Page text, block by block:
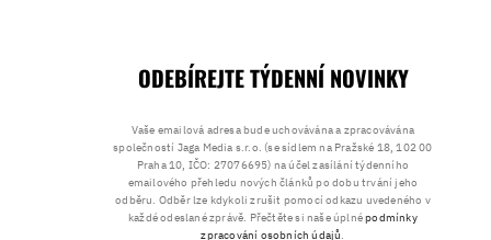
ODEBÍREJTE TÝDENNÍ NOVINKY
Vaše emailová adresa bude uchovávána a zpracovávána
společností Jaga Media s.r.o. (se sídlem na Pražské 18, 102 00
Praha 10, IČO: 27076695) na účel zasílání týdenního
emailového přehledu nových článků po dobu trvání jeho
odběru. Odběr lze kdykoli zrušit pomocí odkazu uvedeného v
každé odeslané zprávě. Přečtěte si naše úplnépodmínky
zpracování osobních údajů.